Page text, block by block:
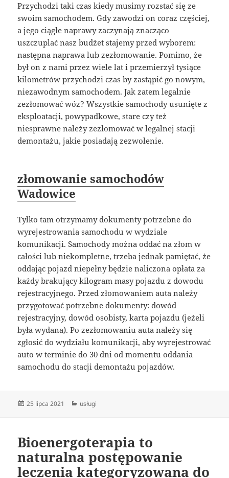
Przychodzi taki czas kiedy musimy rozstać się ze
swoim samochodem. Gdy zawodzi on coraz częściej,
a jego ciągłe naprawy zaczynają znacząco
uszczuplać nasz budżet stajemy przed wyborem:
następna naprawa lub zezłomowanie. Pomimo, że
był on z nami przez wiele lat i przemierzył tysiące
kilometrów przychodzi czas by zastąpić go nowym,
niezawodnym samochodem. Jak zatem legalnie
zezłomować wóz? Wszystkie samochody usunięte z
eksploatacji, powypadkowe, stare czy też
niesprawne należy zezłomować w legalnej stacji
demontażu, jakie posiadają zezwolenie.
złomowanie samochodów
Wadowice
Tylko tam otrzymamy dokumenty potrzebne do
wyrejestrowania samochodu w wydziale
komunikacji. Samochody można oddać na złom w
całości lub niekompletne, trzeba jednak pamiętać, że
oddając pojazd niepełny będzie naliczona opłata za
każdy brakujący kilogram masy pojazdu z dowodu
rejestracyjnego. Przed złomowaniem auta należy
przygotować potrzebne dokumenty: dowód
rejestracyjny, dowód osobisty, karta pojazdu (jeżeli
była wydana). Po zezłomowaniu auta należy się
zgłosić do wydziału komunikacji, aby wyrejestrować
auto w terminie do 30 dni od momentu oddania
samochodu do stacji demontażu pojazdów.
Data
25 lipca 2021 Kategorie
usługi
Bioenergoterapia to
naturalna postępowanie
leczenia kategoryzowana do